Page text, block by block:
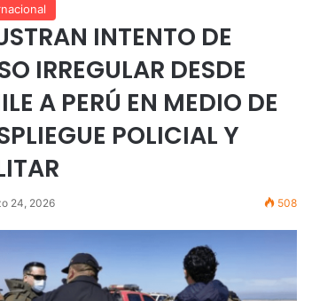
INTENTO DE
IRREGULAR DESDE
A PERÚ EN MEDIO DE
POLICIAL Y
24, 2026 508